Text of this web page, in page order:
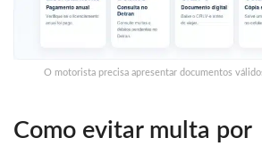
O motorista precisa apresentar documentos
Como evitar multa por